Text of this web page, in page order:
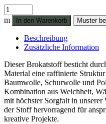
Längsstreifen
994
BW-
Mischung,
schlamm
Menge
m In den Warenkorb Muster
Beschreibung
Zusätzliche Information
Dieser Brokatstoff besticht
Material eine raffinierte
Baumwolle, Schurwolle und
Kombination aus Weichheit,
mit höchster Sorgfalt in unserer
der Stoff hervorragend für
kreative Projekte.